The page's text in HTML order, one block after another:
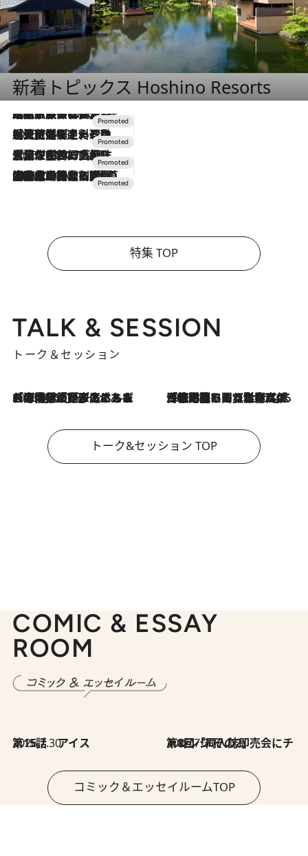
新着トピックス Hoshino Resorts
2026.7.31
【ホテル帰省】という選択肢をOMOが提案。家族とほどよい距離を保つには「昼は実家、夜は気兼ねなくホテルで！」
2026.7.24
【夏限定ディナーコース】旬を迎える稚鮎や花ズッキーニなどをイタリア・トスカーナの郷土料理の手法で満喫！
2026.7.17
「土佐和ハーブかき氷」がOMO7高知に登場！生姜、山椒、大葉など目にも舌にも涼を呼ぶ郷土の味
2026.7.10
NEW OPEN！【界 草津】名湯の地に誕生。趣の異なる2種の温泉と上州ならではの会席・蕎麦割烹など美食を味わう究極の癒やし旅
特集 TOP
TALK & SESSION
トーク＆セッション
2026.8.3
「今後値上げがあるとすれば…」「リスクがあるのは今年の冬」エネルギー専門家が語る、ホルムズ海峡封鎖が家庭にもたらす“ある心配” 2026.8.3
「住宅建てられない…」「サーチャージ料の高値が続いている」ホルムズ海峡封鎖による影響はいつまで続く？《エネルギー専門家に聞く“どうなる日本の暮らし”》
トーク&セッション TOP
COMIC & ESSAY
ROOM
2026.7.30
第15話 アイス 2026.7.30
第8回「同人誌即売会にチャレンジ その2」
コミック＆エッセイルームTOP